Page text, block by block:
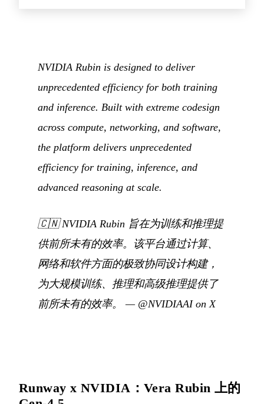
NVIDIA Rubin is designed to deliver
unprecedented efficiency for both training
and inference. Built with extreme codesign
across compute, networking, and software,
the platform delivers unprecedented
efficiency for training, inference, and
advanced reasoning at scale.
🇨🇳NVIDIA Rubin 旨在为训练和推理提
供前所未有的效率。该平台通过计算、
网络和软件方面的极致协同设计构建，
为大规模训练、推理和高级推理提供了
前所未有的效率。
— @NVIDIAAI on X
Runway x NVIDIA：Vera Rubin 上的